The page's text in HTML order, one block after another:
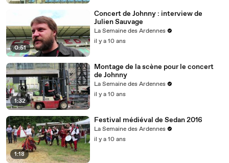
0:51
Concert de Johnny : interview de
Julien Sauvage
La Semaine des Ardennes
il y a 10 ans
1:32
Montage de la scène pour le concert
de Johnny
La Semaine des Ardennes
il y a 10 ans
1:18
Festival médiéval de Sedan 2016
La Semaine des Ardennes
il y a 10 ans